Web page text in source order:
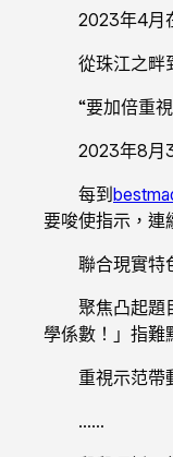
2023年4月
從珠江之畔
“要加倍重
2023年8月
每到
要唆使指示，連
聯合現實特
聚焦凸起題
學係數！」指難
重視示范帶
……